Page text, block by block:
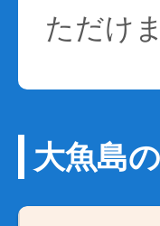
ただけ
大魚島